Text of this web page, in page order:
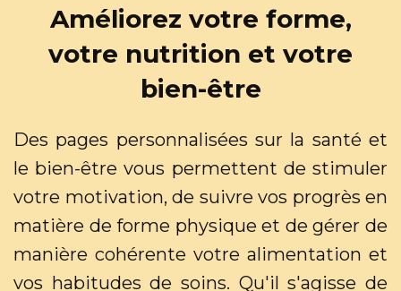
Améliorez votre forme,
votre nutrition et votre
bien-être
Des pages personnalisées sur la santé et
le bien-être vous permettent de stimuler
votre motivation, de suivre vos progrès en
matière de forme physique et de gérer de
manière cohérente votre alimentation et
vos habitudes de soins. Qu'il s'agisse de